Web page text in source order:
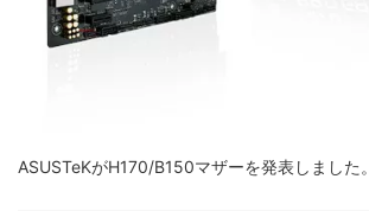
ASUSTeKがH170/B150マザーを発表しました。